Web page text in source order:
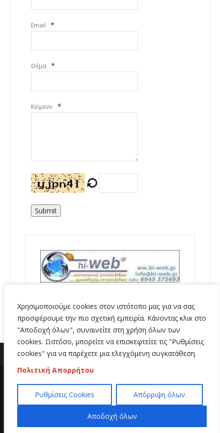
Χρησιμοποιούμε cookies στον ιστότοπο μας για να σας
προσφέρουμε την πιο σχετική εμπειρία. Κάνοντας κλικ στο
"Αποδοχή όλων", συναινείτε στη χρήση όλων των
cookies. Ωστόσο, μπορείτε να επισκεφτείτε τις "Ρυθμίσεις
cookies" για να παρέχετε μια ελεγχόμενη συγκατάθεση.
Πολιτική Απορρήτου
Ρυθμίσεις Cookies Απόρριψη όλων
Αποδοχή όλων
Email *
Θέμα *
Κείμενο *
Submit
Copyright 2020 | All Rights Reserved | Κατασκευή
ιστοσελίδων
Hi Web